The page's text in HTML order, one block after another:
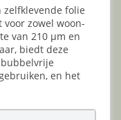
zelfklevende folie
zowel woon-
van 210 µm en
biedt deze
en het